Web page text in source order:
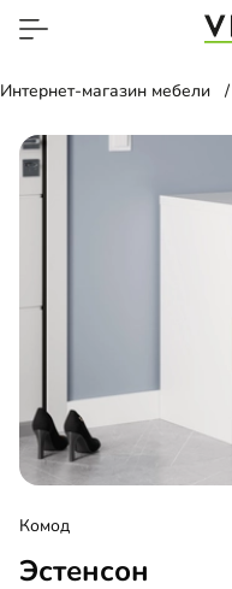
Интернет-магазин мебели
Комод
Эстенсон